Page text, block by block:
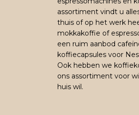
assortiment vindt u
thuis of op het werk
mokkakoffie of
een ruim aanbod
koffiecapsules voor
Ook hebben we
ons assortiment voor
huis wil.